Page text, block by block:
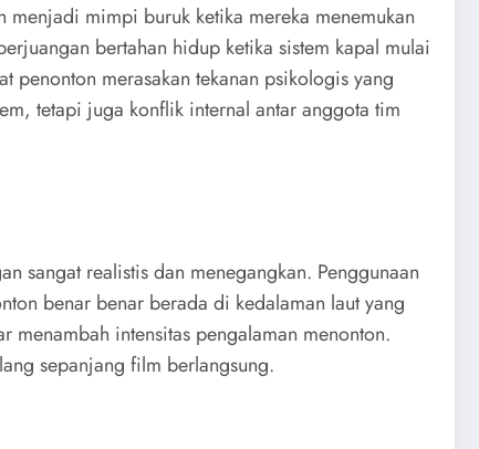
mimpi buruk ketika mereka menemukan
bertahan hidup ketika sistem kapal mulai
penonton merasakan tekanan psikologis yang
tetapi juga konflik internal antar anggota tim
sangat realistis dan menegangkan. Penggunaan
benar benar berada di kedalaman laut yang
intensitas pengalaman menonton.
sepanjang film berlangsung.